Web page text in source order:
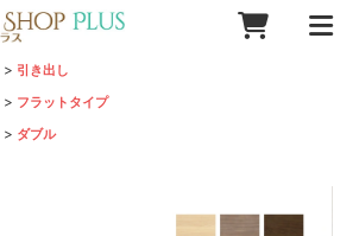
> 引き出し
> フラットタイプ
> ダブル